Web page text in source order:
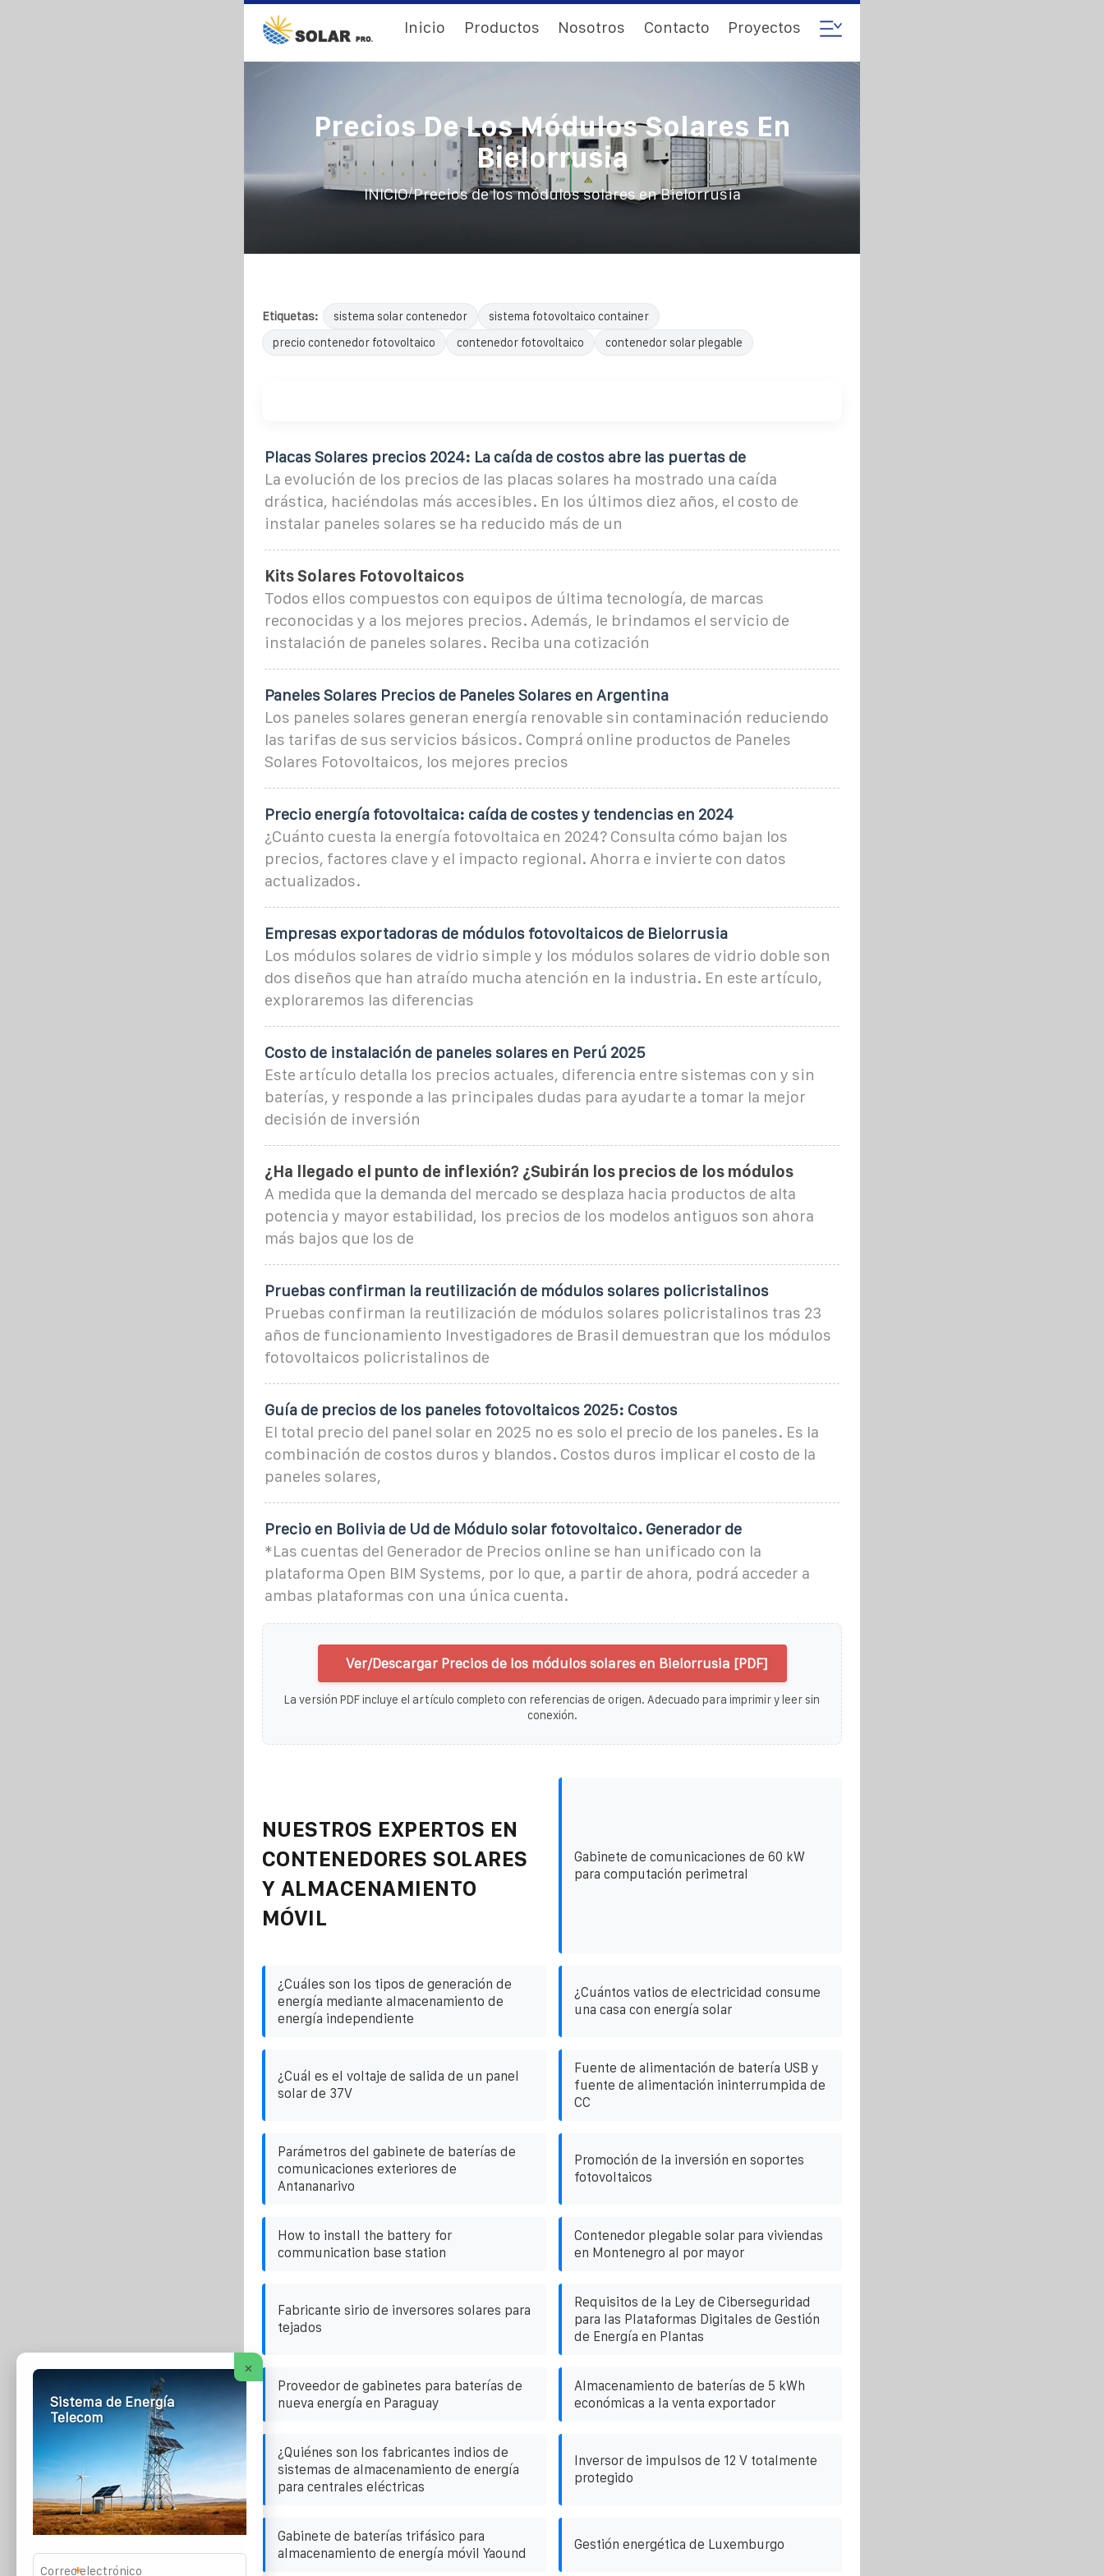
Inicio Productos Nosotros Contacto Proyectos
Precios De Los Módulos Solares En
Bielorrusia
INICIO/Precios de los módulos solares en Bielorrusia
Etiquetas: sistema solar contenedor
sistema fotovoltaico container
precio contenedor fotovoltaico
contenedor fotovoltaico contenedor solar plegable
Placas Solares precios 2024: La caída de costos abre las puertas de
La evolución de los precios de las placas solares ha mostrado una caída
drástica, haciéndolas más accesibles. En los últimos diez años, el costo de
instalar paneles solares se ha reducido más de un
Kits Solares Fotovoltaicos
Todos ellos compuestos con equipos de última tecnología, de marcas
reconocidas y a los mejores precios. Además, le brindamos el servicio de
instalación de paneles solares. Reciba una cotización
Paneles Solares Precios de Paneles Solares en Argentina
Los paneles solares generan energía renovable sin contaminación reduciendo
las tarifas de sus servicios básicos. Comprá online productos de Paneles
Solares Fotovoltaicos, los mejores precios
Precio energía fotovoltaica: caída de costes y tendencias en 2024
¿Cuánto cuesta la energía fotovoltaica en 2024? Consulta cómo bajan los
precios, factores clave y el impacto regional. Ahorra e invierte con datos
actualizados.
Empresas exportadoras de módulos fotovoltaicos de Bielorrusia
Los módulos solares de vidrio simple y los módulos solares de vidrio doble son
dos diseños que han atraído mucha atención en la industria. En este artículo,
exploraremos las diferencias
Costo de instalación de paneles solares en Perú 2025
Este artículo detalla los precios actuales, diferencia entre sistemas con y sin
baterías, y responde a las principales dudas para ayudarte a tomar la mejor
decisión de inversión
¿Ha llegado el punto de inflexión? ¿Subirán los precios de los módulos
A medida que la demanda del mercado se desplaza hacia productos de alta
potencia y mayor estabilidad, los precios de los modelos antiguos son ahora
más bajos que los de
Pruebas confirman la reutilización de módulos solares policristalinos
Pruebas confirman la reutilización de módulos solares policristalinos tras 23
años de funcionamiento Investigadores de Brasil demuestran que los módulos
fotovoltaicos policristalinos de
Guía de precios de los paneles fotovoltaicos 2025: Costos
El total precio del panel solar en 2025 no es solo el precio de los paneles. Es la
combinación de costos duros y blandos. Costos duros implicar el costo de la
paneles solares,
Precio en Bolivia de Ud de Módulo solar fotovoltaico. Generador de
*Las cuentas del Generador de Precios online se han unificado con la
plataforma Open BIM Systems, por lo que, a partir de ahora, podrá acceder a
ambas plataformas con una única cuenta.
Ver/Descargar Precios de los módulos solares en Bielorrusia [PDF]
La versión PDF incluye el artículo completo con referencias de origen. Adecuado para imprimir y leer sin
conexión.
NUESTROS EXPERTOS EN
CONTENEDORES SOLARES
Y ALMACENAMIENTO
MÓVIL
Gabinete de comunicaciones de 60 kW
para computación perimetral
¿Cuáles son los tipos de generación de
energía mediante almacenamiento de
energía independiente
¿Cuántos vatios de electricidad consume
una casa con energía solar
¿Cuál es el voltaje de salida de un panel
solar de 37V
Fuente de alimentación de batería USB y
fuente de alimentación ininterrumpida de
CC
Parámetros del gabinete de baterías de
comunicaciones exteriores de
Antananarivo
Promoción de la inversión en soportes
fotovoltaicos
How to install the battery for
communication base station
Contenedor plegable solar para viviendas
en Montenegro al por mayor
Fabricante sirio de inversores solares para
tejados
Requisitos de la Ley de Ciberseguridad
para las Plataformas Digitales de Gestión
de Energía en Plantas
Proveedor de gabinetes para baterías de
nueva energía en Paraguay
Almacenamiento de baterías de 5 kWh
económicas a la venta exportador
¿Quiénes son los fabricantes indios de
sistemas de almacenamiento de energía
para centrales eléctricas
Inversor de impulsos de 12 V totalmente
protegido
Gabinete de baterías trifásico para
almacenamiento de energía móvil Yaound
Gestión energética de Luxemburgo
×
Sistema de Energía
Telecom
*